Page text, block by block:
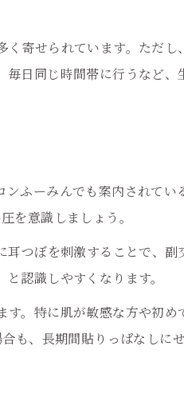
寄せられています。ただし
日同じ時間帯に行うなど
ふーみんでも案内されてい
を意識しましょう。
つぼを刺激することで、
認識しやすくなります。
。特に肌が敏感な方や初
も、長期間貼りっぱなしに